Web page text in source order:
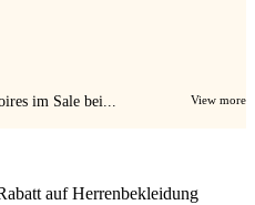
im Sale bei... View more
auf Herrenbekleidung